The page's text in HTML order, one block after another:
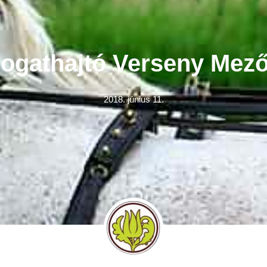
Verseny
2018. június 11.